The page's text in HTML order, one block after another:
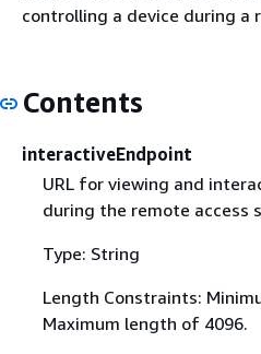
controlling a device during a
Contents
interactiveEndpoint
URL for viewing and
during the remote access
Type: String
Length Constraints:
Maximum length of 4096.